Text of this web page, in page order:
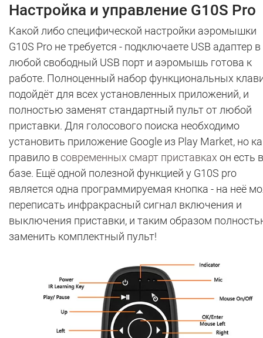
Настройка и управление G10S Pro
Какой либо специфической настройки аэромышки
G10S Pro не требуется - подключаете USB адаптер в
любой свободный USB порт и аэромышь готова к
работе. Полноценный набор функциональных
подойдёт для всех установленных приложений, и
полностью заменят стандартный пульт от любой
приставки. Для голосового поиска необходимо
установить приложение Google из Play Market, но
правило в современных смарт приставках он есть в
базе. Ещё одной полезной функцией у G10S pro
является одна программируемая кнопка - на неё
переписать инфракрасный сигнал включения и
выключения приставки, и таким образом
заменить комплектный пульт!